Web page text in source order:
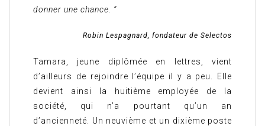
donner une chance. ”
Robin Lespagnard, fondateur de Selectos
Tamara, jeune diplômée en lettres, vient
d’ailleurs de rejoindre l’équipe il y a peu. Elle
devient ainsi la huitième employée de la
société, qui n’a pourtant qu’un an
d’ancienneté. Un neuvième et un dixième poste